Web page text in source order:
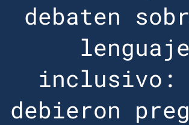
debaten
lenguaje
inclusivo:
debieron